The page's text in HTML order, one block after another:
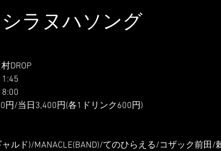
シラヌハソング
DROP
円/当日3,400円(各1ドリンク600円)
ルド)/MANACLE(BAND)/てのひらえる/コザック前田/